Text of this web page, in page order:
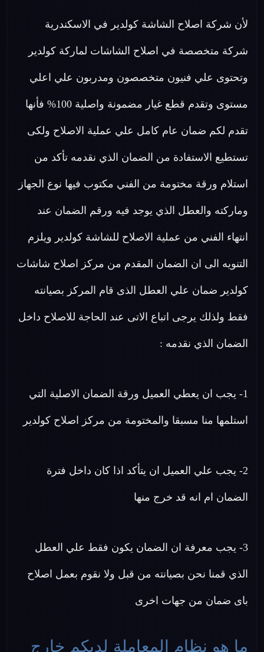
لأن شركة اصلاح الشاشة كولدير في الاسكندرية
شركة متخصصة في اصلاح الشاشات لماركة كولدير
وتحتوى علي فنيون متخصصون ومدربون علي اعلي
مستوى وتقدم قطع غيار مضمونة واصلية 100% فأنها
تقدم لكم ضمان عام كامل علي عملية الاصلاح ولكى
تستطيع الاستفادة من الضمان الذي نقدمه تأكد من
استلام ورقة مختومة من الفني مكتوب فيها نوع الجهاز
وماركته والعطل الذي يوجد فيه ورقم الضمان عند
انتهاء الفني من عملية الاصلاح للشاشة كولدير ويلزم
التنويه الى ان الضمان المقدم من مركز اصلاح شاشات
كولدير ضمان علي العطل الذى قام المركز بصيانته
فقط ولذلك يرجى اتباع الاتى عند الحاجة للاصلاح داخل
الضمان الذي نقدمه :
1- يجب ان يعطي العميل ورقة الضمان الاصلية التي
استلمها منا مسبقا والمختومة من مركز اصلاح كولدير
2- يجب علي العميل ان يتأكد اذا كان داخل فترة
الضمان ام انه قد خرج منها
3- يجب معرفة ان الضمان يكون فقط علي العطل
الذي قمنا نحن بصيانته من قبل ولا نقوم بعمل اصلاح
باى ضمان من جهات اخرى
ما هو نظام المعاملة لديكم خارج